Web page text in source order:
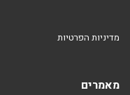
מדיניות הפרטיות
מאמרים